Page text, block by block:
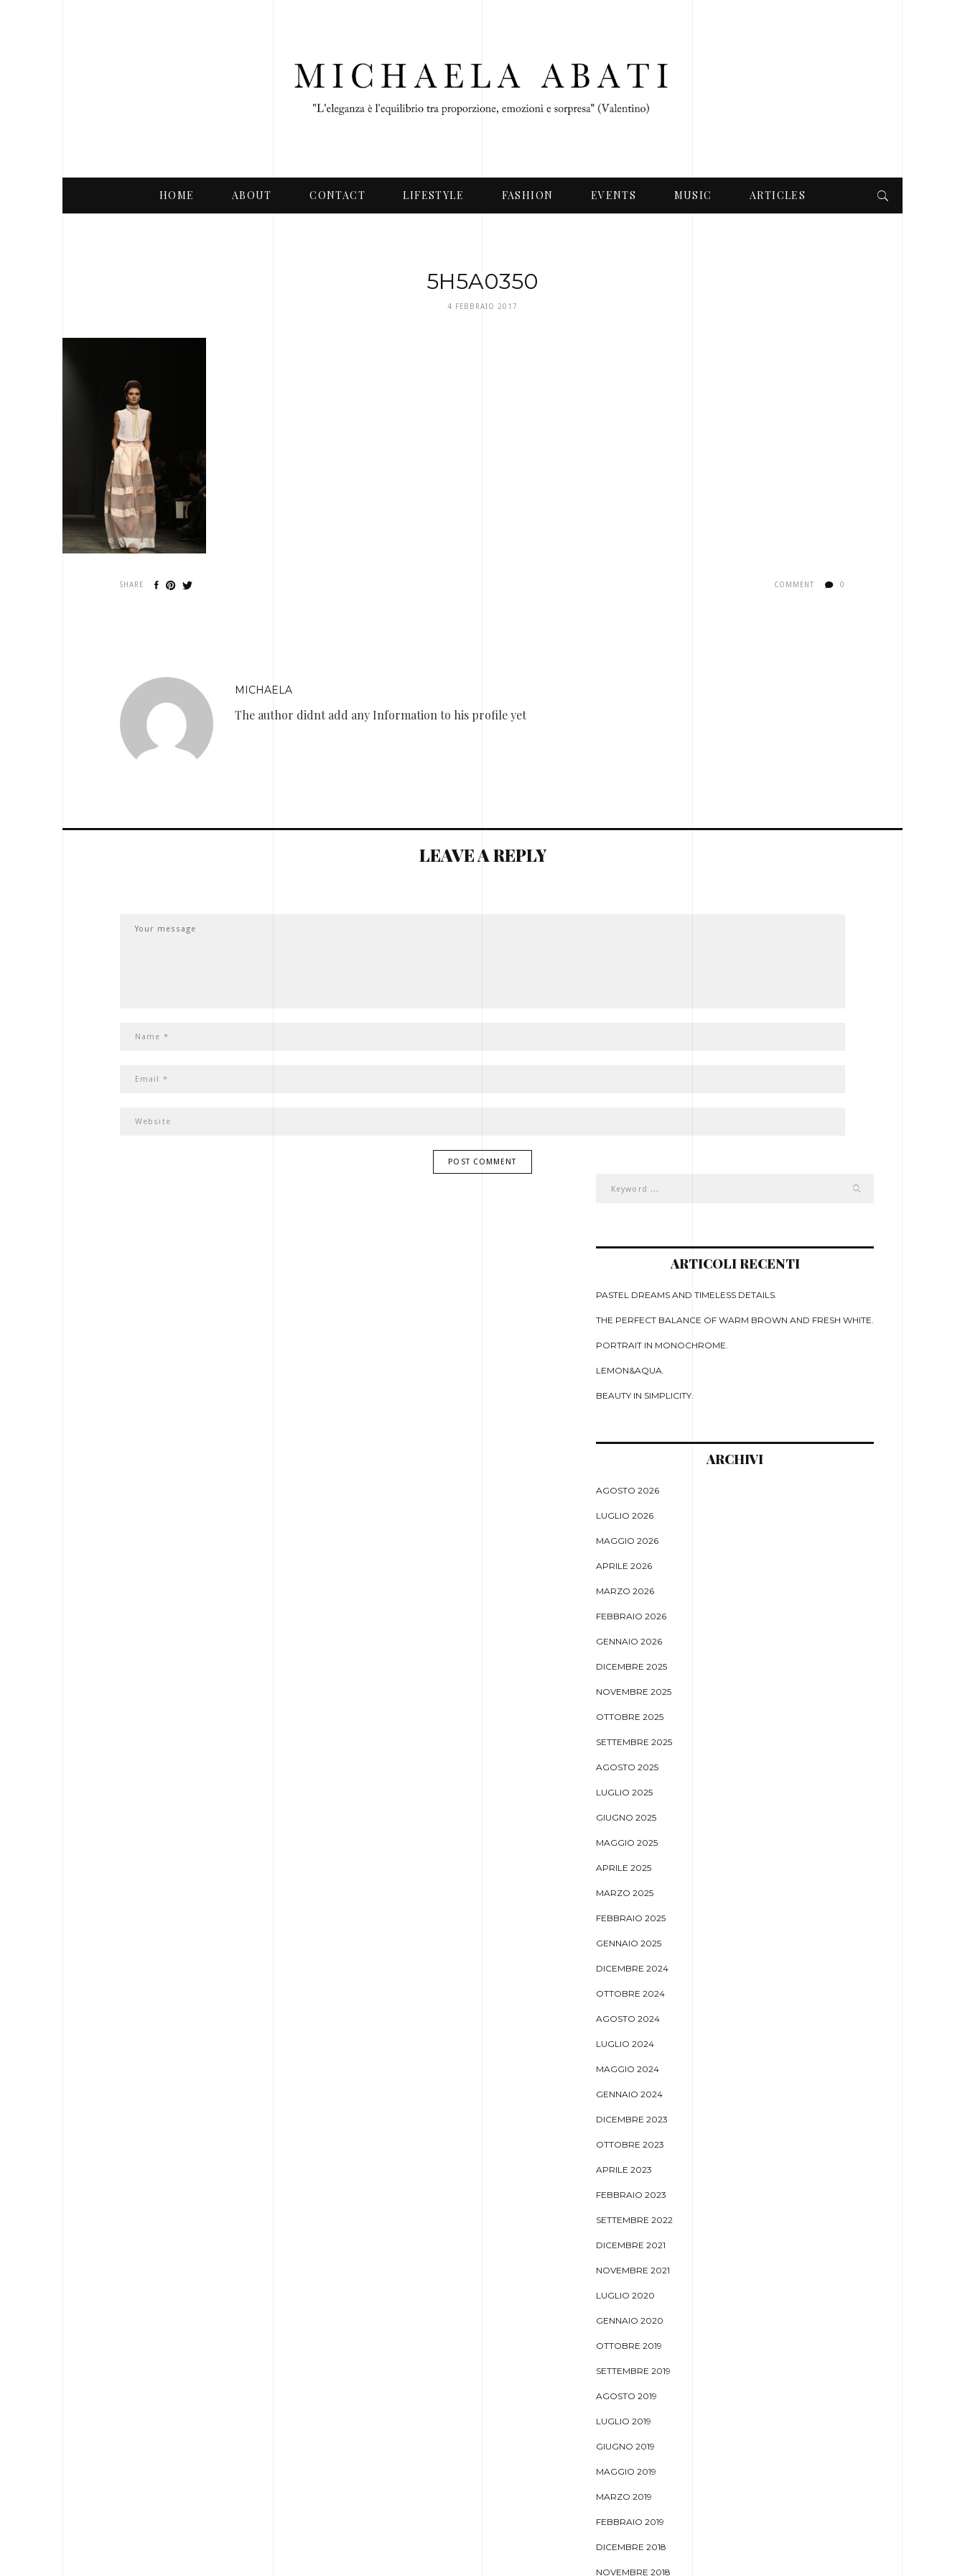
HOME ABOUT CONTACT LIFESTYLE FASHION EVENTS MUSIC ARTICLES
5H5A0350
4 FEBBRAIO 2017
SHARE COMMENT 0
MICHAELA
The author didnt add any Information to his profile yet
LEAVE A REPLY
ARTICOLI RECENTI
PASTEL DREAMS AND TIMELESS DETAILS.
THE PERFECT BALANCE OF WARM BROWN AND FRESH WHITE.
PORTRAIT IN MONOCHROME.
LEMON&AQUA.
BEAUTY IN SIMPLICITY.
ARCHIVI
AGOSTO 2026
LUGLIO 2026
MAGGIO 2026
APRILE 2026
MARZO 2026
FEBBRAIO 2026
GENNAIO 2026
DICEMBRE 2025
NOVEMBRE 2025
OTTOBRE 2025
SETTEMBRE 2025
AGOSTO 2025
LUGLIO 2025
GIUGNO 2025
MAGGIO 2025
APRILE 2025
MARZO 2025
FEBBRAIO 2025
GENNAIO 2025
DICEMBRE 2024
OTTOBRE 2024
AGOSTO 2024
LUGLIO 2024
MAGGIO 2024
GENNAIO 2024
DICEMBRE 2023
OTTOBRE 2023
APRILE 2023
FEBBRAIO 2023
SETTEMBRE 2022
DICEMBRE 2021
NOVEMBRE 2021
LUGLIO 2020
GENNAIO 2020
OTTOBRE 2019
SETTEMBRE 2019
AGOSTO 2019
LUGLIO 2019
GIUGNO 2019
MAGGIO 2019
MARZO 2019
FEBBRAIO 2019
DICEMBRE 2018
NOVEMBRE 2018